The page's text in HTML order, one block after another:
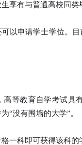
享有与普通高校同类
以申请学士学位。
高等教育自学考试具
“没有围墙的大学”。
一科即可获得该科